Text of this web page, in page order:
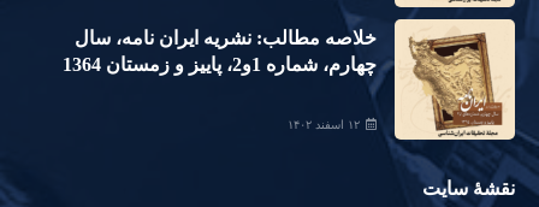
خلاصه مطالب: نشریه ایران نامه، سال
چهارم، شماره 1و2، پاییز و زمستان 1364
۱۲ اسفند ۱۴۰۲
نقشۀ سایت